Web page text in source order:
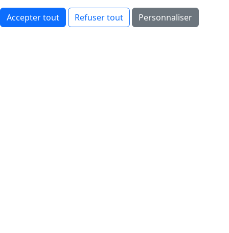
Accepter tout Refuser tout Personnaliser